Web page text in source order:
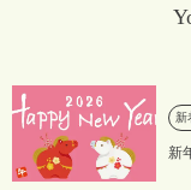
新
新